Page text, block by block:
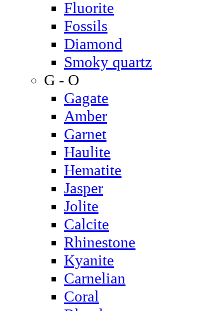
Fluorite
Fossils
Diamond
Smoky quartz
G - O
Gagate
Amber
Garnet
Haulite
Hematite
Jasper
Jolite
Calcite
Rhinestone
Kyanite
Carnelian
Coral